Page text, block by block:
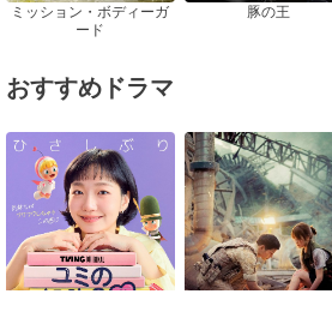
ミッション・ボディーガ
ード
豚の王
おすすめドラマ